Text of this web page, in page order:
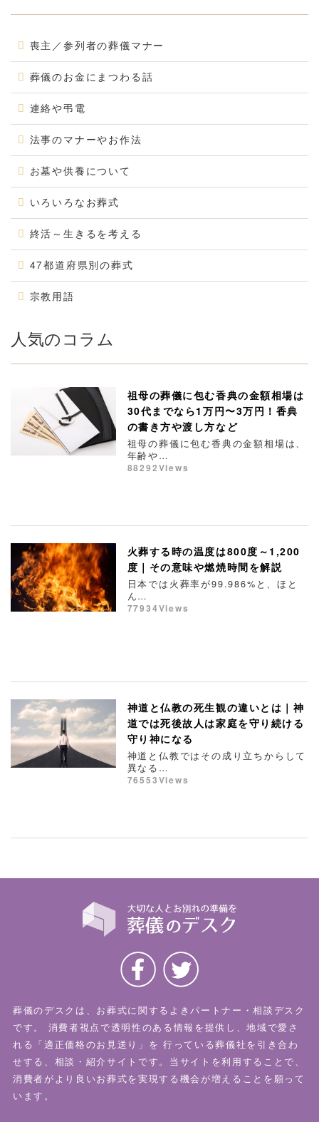
喪主／参列者の葬儀マナー
葬儀のお金にまつわる話
連絡や弔電
法事のマナーやお作法
お墓や供養について
いろいろなお葬式
終活～生きるを考える
47都道府県別の葬式
宗教用語
人気のコラム
祖母の葬儀に包む香典の金額相場は
30代までなら1万円〜3万円！香典
の書き方や渡し方など
祖母の葬儀に包む香典の金額相場は、
年齢や…
88292Views
火葬する時の温度は800度～1,200
度｜その意味や燃焼時間を解説
日本では火葬率が99.986%と、ほと
ん…
77934Views
神道と仏教の死生観の違いとは｜神
道では死後故人は家庭を守り続ける
守り神になる
神道と仏教ではその成り立ちからして
異なる…
76553Views
葬儀のデスクは、お葬式に関するよきパートナー・相談デスク
です。
消費者視点で透明性のある情報を提供し、地域で愛さ
れる「適正価格のお見送り」を 行っている葬儀社を引き合わ
せする、相談・紹介サイトです。当サイトを利用することで、
消費者がより良いお葬式を実現する機会が増えることを願って
います。